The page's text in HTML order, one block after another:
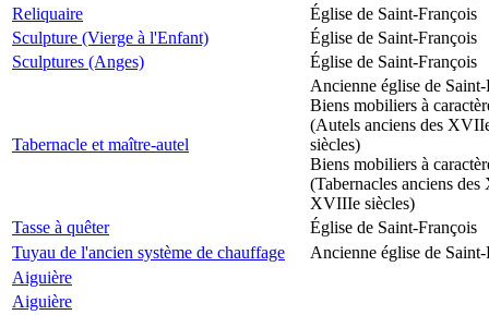
Reliquaire
Église de Saint-François
Sculpture (Vierge à l'Enfant)
Église de Saint-François
Sculptures (Anges)
Église de Saint-François
Tabernacle et maître-autel
Ancienne église de Saint-
Biens mobiliers à
(Autels anciens des
siècles)
Biens mobiliers à
(Tabernacles anciens
XVIIIe siècles)
Tasse à quêter
Église de Saint-François
Tuyau de l'ancien système de chauffage
Ancienne église de Saint-
Aiguière
Aiguière